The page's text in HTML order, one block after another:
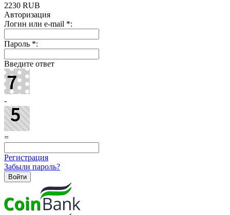
2230 RUB
Авторизация
Логин или e-mail *:
Пароль *:
Введите ответ
-
=
Регистрация
Забыли пароль?